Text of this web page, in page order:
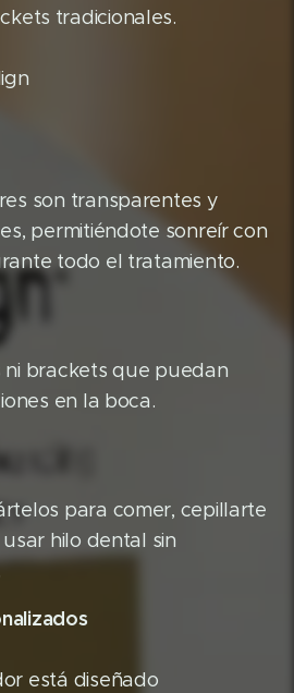
tradicionales.
son transparentes y
permitiéndote sonreír con
todo el tratamiento.
ni brackets que puedan
en la boca.
para comer, cepillarte
hilo dental sin
está diseñado